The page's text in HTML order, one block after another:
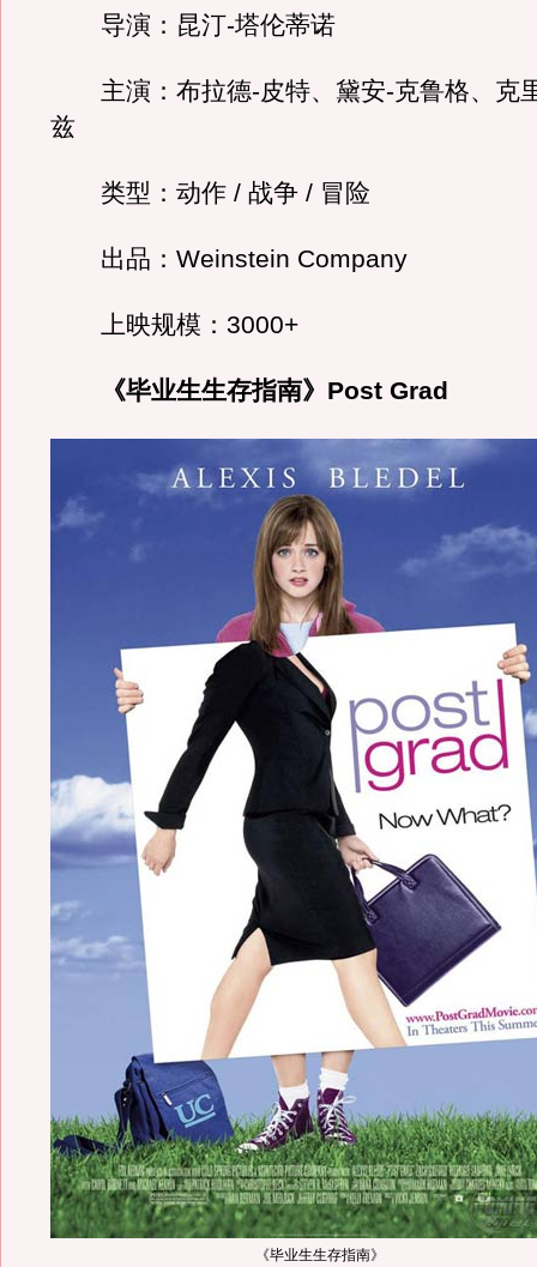
导演：昆汀-塔伦蒂诺
主演：布拉德-皮特、黛安-克鲁格、克
兹
类型：动作 / 战争 / 冒险
出品：Weinstein Company
上映规模：3000+
《毕业生生存指南》Post Grad
《毕业生生存指南》